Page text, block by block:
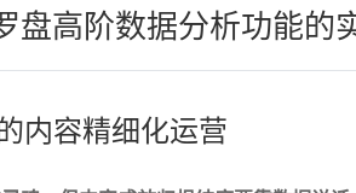
盘高阶数据分析功能的
内容精细化运营